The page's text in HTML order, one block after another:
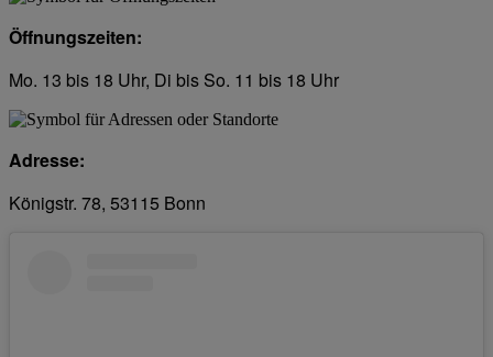
Öffnungszeiten:
Mo. 13 bis 18 Uhr, Di bis So. 11 bis 18 Uhr
Adresse:
Königstr. 78, 53115 Bonn